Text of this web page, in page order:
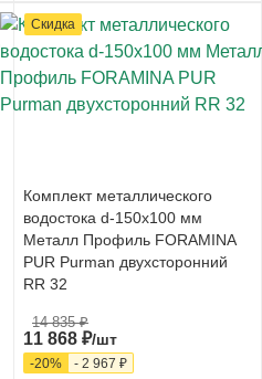
Скидка
Комплект металлического
водостока d-150x100 мм
Металл Профиль FORAMINA
PUR Purman двухсторонний
RR 32
11 868 ₽/шт
14 835₽
-20% - 2 967 ₽